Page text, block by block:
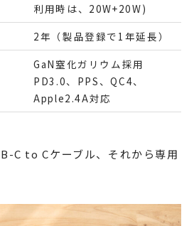
利用時は、20W+20W)
2年（製品登録で1年延長）
GaN窒化ガリウム採用
PD3.0、PPS、QC4、
Apple2.4A対応
C to Cケーブル、それから専用